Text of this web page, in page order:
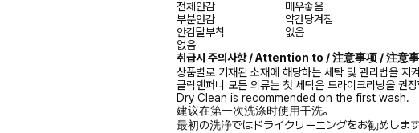
전체안감
매우좋음
부분안감
약간당겨짐
안감탈부착
없음
없음
취급시 주의사항 / Attention to / 注意事项 / 注意
상품별로 기재된 소재에 해당하는 세탁 및 관리법을 지
클릭앤퍼니 모든 의류는 첫 세탁은 드라이크리닝을 권
Dry Clean is recommended on the first wash.
建议在第一次洗涤时使用干洗。
最初の洗浄ではドライクリーニングをお勧めします